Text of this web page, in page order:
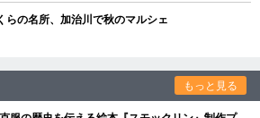
らの名所、加治川で秋のマルシェ
もっと見る